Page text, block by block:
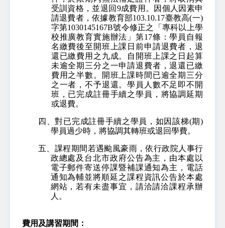
受訓資格，並退回9成費用。因個人因素申
請退費者，依據教育部103.10.17臺教高(一)
字第1030145167B號令修正之「專科以上學
校推廣教育實施辦法」第17條：學員自報
名繳費後至開班上課日前申請退費者，退
還已繳費用之九成。自開班上課之日起算
未逾全期三分之一申請退費者，退還已繳
費用之半數。開班上課時間已逾全期三分
之一者，不予退還。學員人數不足即不開
班，已完成註冊手續之學員，將協調延期
或退費。
四、對已完成註冊手續之學員，如因該梯(期)
學員過少時，將協調其轉班或退回學費。
五、課程期間若遇颱風豪雨，依行政院人事行
政總處及台北市政府公告為主，由本處以
電子郵件寄送停課暨補課通知為主，電話
通知為輔並將順延之課程資訊公告於本處
網站，若有未盡事宜，請洽請洽課程承辦
人。
費用及講習期間：